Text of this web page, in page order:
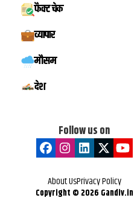
फैक्ट चेक
व्यापार
मौसम
देश
Follow us on
About UsPrivacy Policy
Copyright © 2026 Gandiv.in